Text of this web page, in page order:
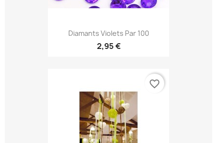
Diamants Violets Par 100
2,95 €
favorite_border